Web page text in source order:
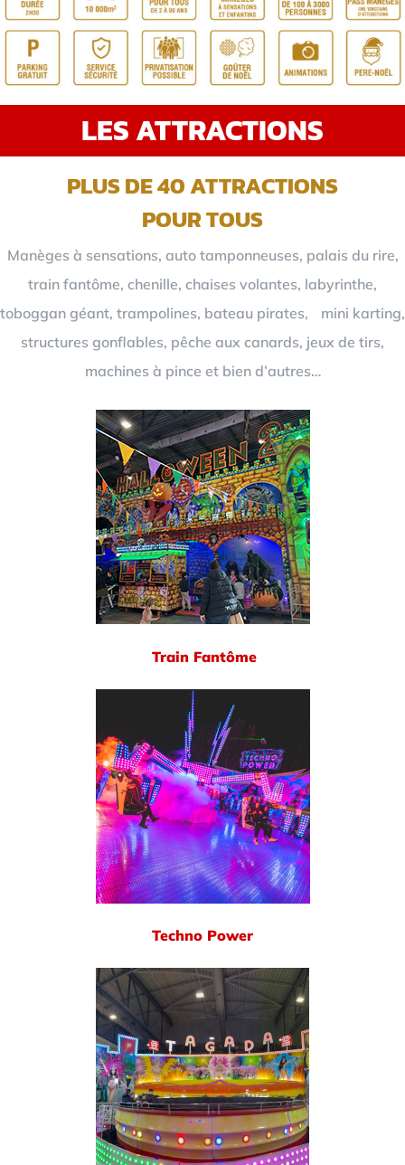
LES ATTRACTIONS
PLUS DE 40 ATTRACTIONS
POUR TOUS
Manèges à sensations, auto tamponneuses, palais du rire,
train fantôme, chenille, chaises volantes, labyrinthe,
toboggan géant, trampolines, bateau pirates, mini karting,
structures gonflables, pêche aux canards, jeux de tirs,
machines à pince et bien d’autres…
Train Fantôme
Techno Power